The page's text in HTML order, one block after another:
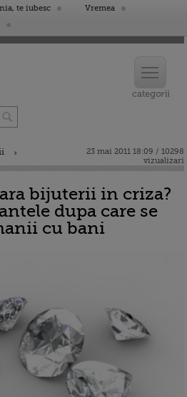
te iubesc
Vremea
23 mai 2011 18:09 / 10298
vizualizari
bijuterii in criza?
dupa care se
cu bani